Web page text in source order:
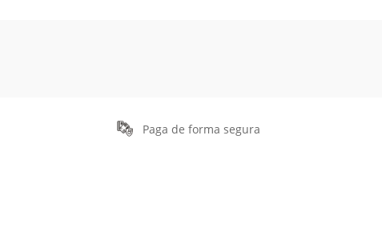
Paga de forma segura